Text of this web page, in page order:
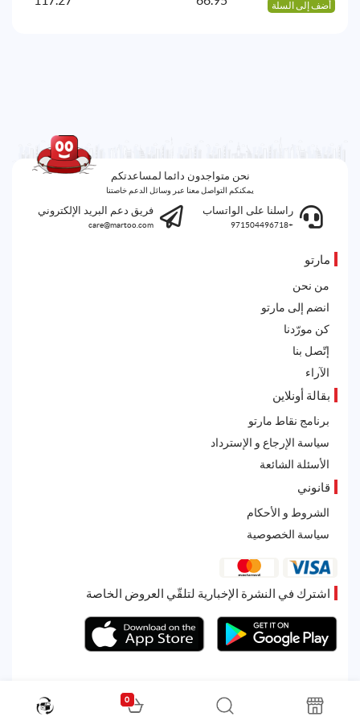
أضف إلى السلة
نحن متواجدون دائما لمساعدتكم
يمكنكم التواصل معنا عبر وسائل الدعم خاصتنا
راسلنا على الواتساب
+971504496718
فريق دعم البريد الإلكتروني
care@martoo.com
مارتو
من نحن
انضم إلى مارتو
كن مورّدنا
إتّصل بنا
الآراء
بقالة أونلاين
برنامج نقاط مارتو
سياسة الإرجاع و الإسترداد
الأسئلة الشائعة
قانوني
الشروط و الأحكام
سياسة الخصوصية
اشترك في النشرة الإخبارية لتلقّي العروض الخاصة
All rights reserved. Powered by Martoo © 2026
0